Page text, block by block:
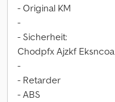
- Original KM
-
- Sicherheit:
Chodpfx Ajzkf Eksncoa
-
- Retarder
- ABS